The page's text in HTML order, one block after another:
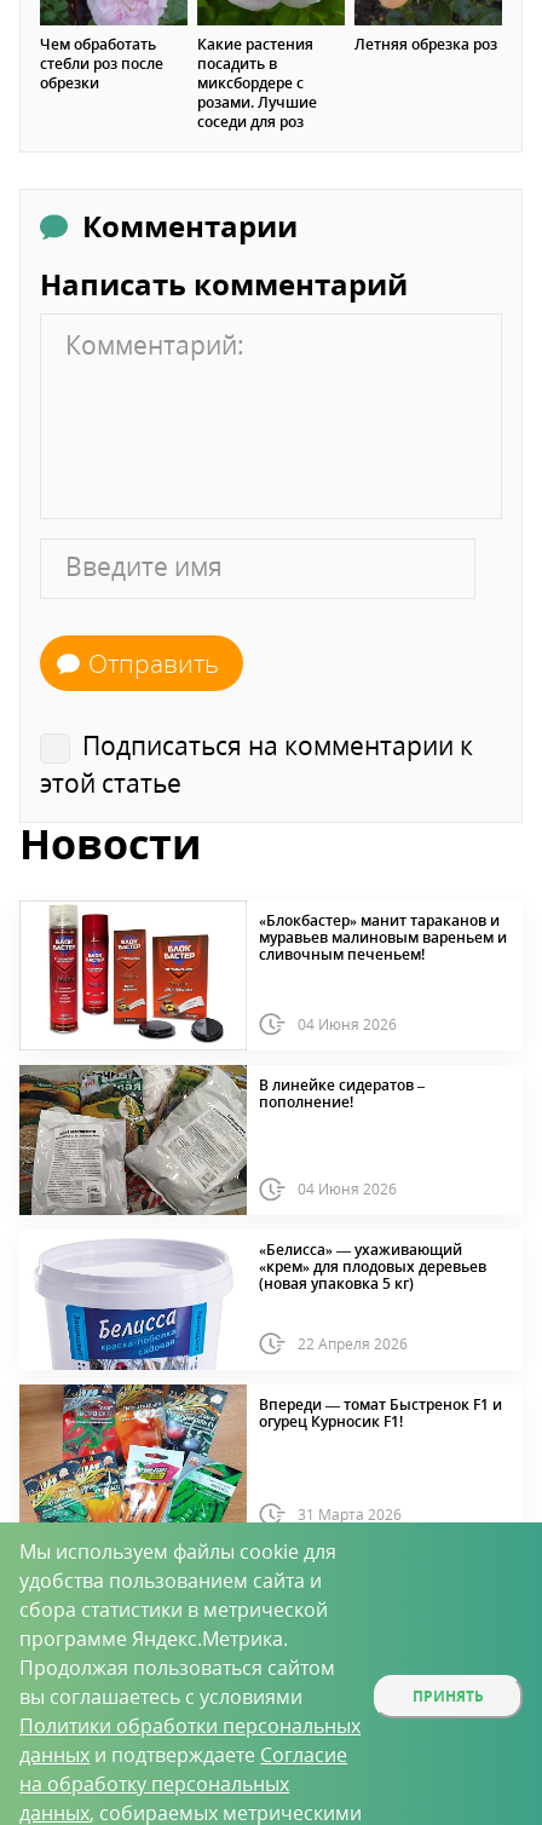
Чем обработать
стебли роз после
обрезки
Какие растения
посадить в
миксбордере с
розами. Лучшие
соседи для роз
Летняя обрезка роз
Комментарии
Написать комментарий
Отправить
Подписаться на комментарии к
этой статье
Новости
«Блокбастер» манит тараканов и
муравьев малиновым вареньем и
сливочным печеньем!
04 Июня 2026
В линейке сидератов –
пополнение!
04 Июня 2026
«Белисса» — ухаживающий
«крем» для плодовых деревьев
(новая упаковка 5 кг)
22 Апреля 2026
Впереди — томат Быстренок F1 и
огурец Курносик F1!
31 Марта 2026
Иксодовый клещ Hyalomma: не
только сторожит жертву в траве,
но и бегает за ней!
Последние материалы
Для чего нужны почвопокровные
Мы используем файлы cookie для
удобства пользованием сайта и
сбора статистики в метрической
программе Яндекс.Метрика.
Продолжая пользоваться сайтом
вы соглашаетесь с условиями
Политики обработки персональных
данных и подтверждаете Согласие
на обработку персональных
данных, собираемых метрическими
ПРИНЯТЬ